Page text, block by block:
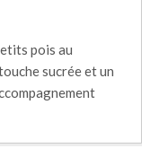
pois au
sucrée et un